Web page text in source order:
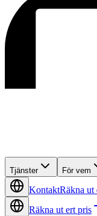
Tjänster För vem
KontaktRäkna ut
Räkna ut ert pris